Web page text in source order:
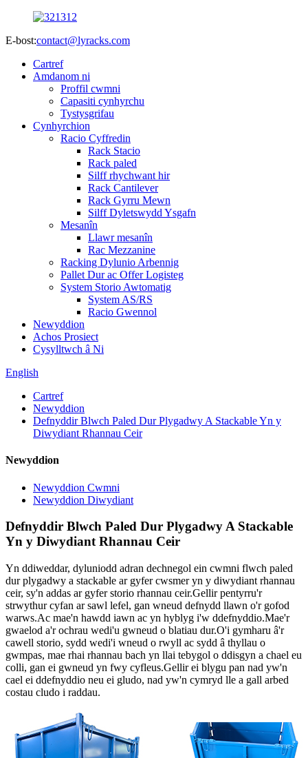
E-bost:contact@lyracks.com
Cartref
Amdanom ni
Proffil cwmni
Capasiti cynhyrchu
Tystysgrifau
Cynhyrchion
Racio Cyffredin
Rack Stacio
Rack paled
Silff rhychwant hir
Rack Cantilever
Rack Gyrru Mewn
Silff Dyletswydd Ysgafn
Mesanîn
Llawr mesanîn
Rac Mezzanine
Racking Dylunio Arbennig
Pallet Dur ac Offer Logisteg
System Storio Awtomatig
System AS/RS
Racio Gwennol
Newyddion
Achos Prosiect
Cysylltwch â Ni
English
Cartref
Newyddion
Defnyddir Blwch Paled Dur Plygadwy A Stackable Yn y
Diwydiant Rhannau Ceir
Newyddion
Newyddion Cwmni
Newyddion Diwydiant
Defnyddir Blwch Paled Dur Plygadwy A Stackable
Yn y Diwydiant Rhannau Ceir
Yn ddiweddar, dyluniodd adran dechnegol ein cwmni flwch paled
dur plygadwy a stackable ar gyfer cwsmer yn y diwydiant rhannau
ceir, sy'n addas ar gyfer storio rhannau ceir.Gellir pentyrru'r
strwythur cyfan ar sawl lefel, gan wneud defnydd llawn o'r gofod
warws.Ac mae'n hawdd iawn ac yn hyblyg i'w ddefnyddio.Mae'r
gwaelod a'r ochrau wedi'u gwneud o blatiau dur.O'i gymharu â'r
cawell storio, sydd wedi'i wneud o rwyll ac sydd â thyllau o
gwmpas, mae rhai rhannau bach yn llai tebygol o ddisgyn a chael eu
colli, gan ei gwneud yn fwy cyfleus.Gellir ei blygu pan nad yw'n
cael ei ddefnyddio neu ei gludo, nad yw'n cymryd lle a gall arbed
costau cludo i raddau.